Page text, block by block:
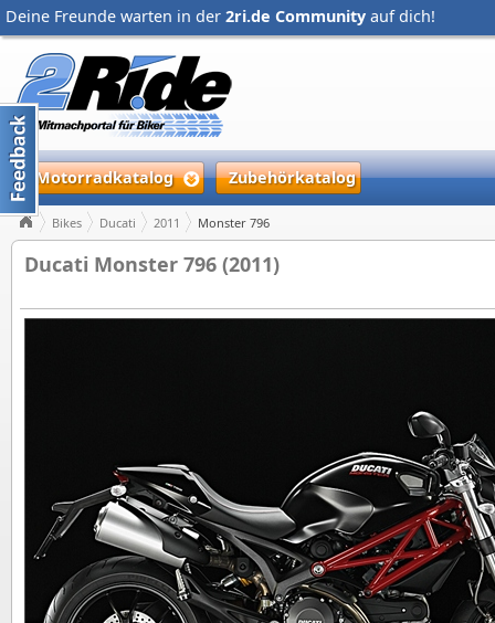
Deine Freunde warten in der 2ri.de Community auf dich!
Motorradkatalog Zubehörkatalog
Bikes Ducati 2011 Monster 796
Ducati Monster 796 (2011)